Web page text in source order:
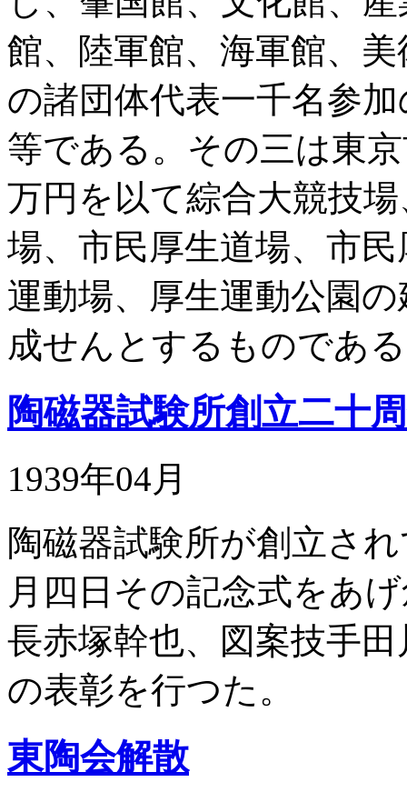
館、陸軍館、海軍館、
の諸団体代表一千名参
等である。その三は東
万円を以て綜合大競技
場、市民厚生道場、市
運動場、厚生運動公園
成せんとするものであ
陶磁器試験所創立二十
1939年04月
陶磁器試験所が創立さ
月四日その記念式をあ
長赤塚幹也、図案技手
の表彰を行つた。
東陶会解散